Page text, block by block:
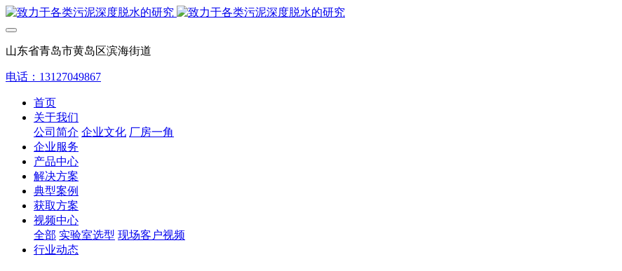
山东省青岛市黄岛区滨海街道
电话：13127049867
首页
关于我们
公司简介 企业文化 厂房一角
企业服务
产品中心
解决方案
典型案例
获取方案
视频中心
全部 实验室选型 现场客户视频
行业动态